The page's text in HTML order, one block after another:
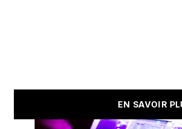
EN SAVOIR